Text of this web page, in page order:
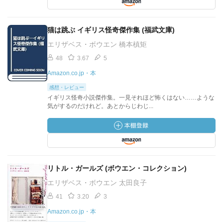
猫は跳ぶ イギリス怪奇傑作集 (福武文庫)
エリザベス・ボウエン 橋本槙矩
48 3.67 5
Amazon.co.jp・本
感想・レビュー
イギリス怪奇小説傑作集。一見それほど怖くはない……ような
気がするのだけれど。あとからじわじ...
リトル・ガールズ (ボウエン・コレクション)
エリザベス・ボウエン 太田良子
41 3.20 3
Amazon.co.jp・本